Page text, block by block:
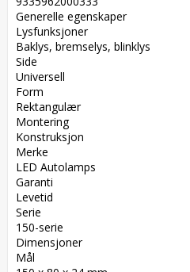
Generelle egenskaper
Lysfunksjoner
Baklys, bremselys, blinklys
Side
Universell
Form
Rektangulær
Montering
Konstruksjon
Merke
LED Autolamps
Garanti
Levetid
Serie
150-serie
Dimensjoner
Mål